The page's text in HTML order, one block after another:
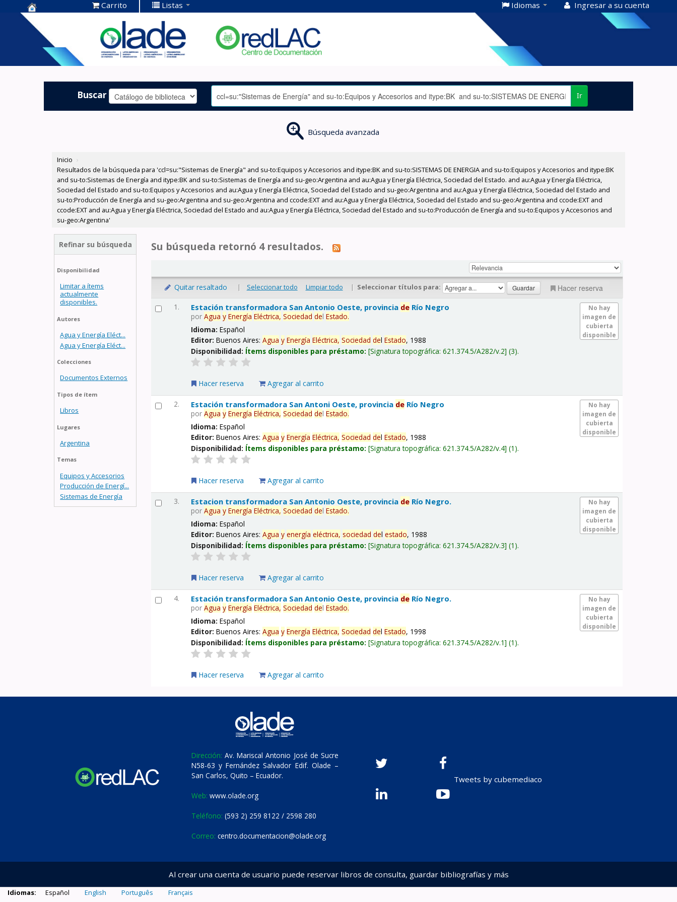
Centro de
Documentación
OLADE -
Carrito Listas Idiomas Ingresar a su cuenta
Buscar Ir
Búsqueda avanzada
Inicio ›
Resultados de la búsqueda para 'ccl=su:"Sistemas de Energía" and su-to:Equipos y Accesorios and itype:BK and su-to:SISTEMAS DE ENERGIA and su-to:Equipos y Accesorios and itype:BK
and su-to:Sistemas de Energía and itype:BK and su-to:Sistemas de Energía and su-geo:Argentina and au:Agua y Energía Eléctrica, Sociedad del Estado. and au:Agua y Energía Eléctrica,
Sociedad del Estado and su-to:Equipos y Accesorios and au:Agua y Energía Eléctrica, Sociedad del Estado and su-geo:Argentina and au:Agua y Energía Eléctrica, Sociedad del Estado and
su-to:Producción de Energía and su-geo:Argentina and su-geo:Argentina and ccode:EXT and au:Agua y Energía Eléctrica, Sociedad del Estado and su-geo:Argentina and ccode:EXT and
ccode:EXT and au:Agua y Energía Eléctrica, Sociedad del Estado and au:Agua y Energía Eléctrica, Sociedad del Estado and su-to:Producción de Energía and su-to:Equipos y Accesorios and
su-geo:Argentina'
Refinar su búsqueda
Disponibilidad
Limitar a ítems
actualmente
disponibles.
Autores
Agua y Energía Eléct...
Agua y Energía Eléct...
Colecciones
Documentos Externos
Tipos de ítem
Libros
Lugares
Argentina
Temas
Equipos y Accesorios
Producción de Energí...
Sistemas de Energía
Su búsqueda retornó 4 resultados.
Quitar resaltado | Seleccionar todo Limpiar todo | Seleccionar títulos para: Hacer reserva
1.
No hay
imagen de
cubierta
disponible
Estación transformadora San Antonio Oeste, provincia de Río Negro
porAgua y Energía Eléctrica, Sociedad delEstado.
Idioma:Español
Editor:Buenos Aires:Agua y Energía Eléctrica, Sociedad delEstado, 1988
Disponibilidad: Ítems disponibles para préstamo: Signatura topográfica:621.374.5/A282/v.2 (3).
Hacer reserva Agregar al carrito
2.
No hay
imagen de
cubierta
disponible
Estación transformadora San Antoni Oeste, provincia de Río Negro
porAgua y Energía Eléctrica, Sociedad delEstado.
Idioma:Español
Editor:Buenos Aires:Agua y Energía Eléctrica, Sociedad delEstado, 1988
Disponibilidad: Ítems disponibles para préstamo: Signatura topográfica:621.374.5/A282/v.4 (1).
Hacer reserva Agregar al carrito
3.
No hay
imagen de
cubierta
disponible
Estacion transformadora San Antonio Oeste, provincia de Río Negro.
porAgua y Energía Eléctrica, Sociedad delEstado.
Idioma:Español
Editor:Buenos Aires:Agua y energía eléctrica, sociedad delestado, 1988
Disponibilidad: Ítems disponibles para préstamo: Signatura topográfica:621.374.5/A282/v.3 (1).
Hacer reserva Agregar al carrito
4.
No hay
imagen de
cubierta
disponible
Estación transformadora San Antonio Oeste, provincia de Río Negro.
porAgua y Energía Eléctrica, Sociedad delEstado.
Idioma:Español
Editor:Buenos Aires:Agua y Energía Eléctrica, Sociedad delEstado, 1998
Disponibilidad: Ítems disponibles para préstamo: Signatura topográfica:621.374.5/A282/v.1 (1).
Hacer reserva Agregar al carrito
Dirección: Av. Mariscal Antonio José de Sucre
N58-63 y Fernández Salvador Edif. Olade –
San Carlos, Quito – Ecuador.
Web: www.olade.org
Teléfono: (593 2) 259 8122 / 2598 280
Correo: centro.documentacion@olade.org
Tweets by cubemediaco
Al crear una cuenta de usuario puede reservar libros de consulta, guardar bibliografías y más
Idiomas: Español English Português Français